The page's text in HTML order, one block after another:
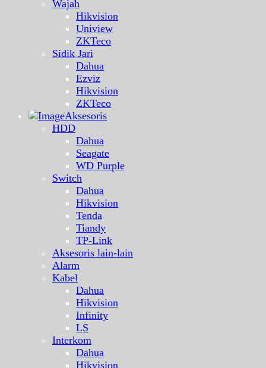
Wajah
Hikvision
Uniview
ZKTeco
Sidik Jari
Dahua
Ezviz
Hikvision
ZKTeco
Aksesoris
HDD
Dahua
Seagate
WD Purple
Switch
Dahua
Hikvision
Tenda
Tiandy
TP-Link
Aksesoris lain-lain
Alarm
Kabel
Dahua
Hikvision
Infinity
LS
Interkom
Dahua
Hikvision